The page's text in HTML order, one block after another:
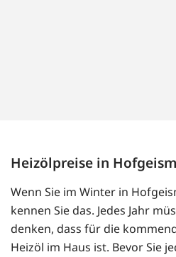
Heizölpreise in
Wenn Sie im Winter in
kennen Sie das. Jedes Jahr
denken, dass für die
Heizöl im Haus ist. Bevor Sie